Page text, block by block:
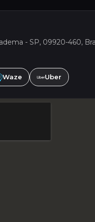
- SP, 09920-460,
Waze Uber